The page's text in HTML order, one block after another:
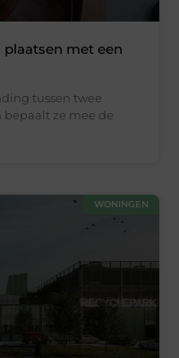
plaatsen met een
tussen twee
ze mee de
WONINGEN